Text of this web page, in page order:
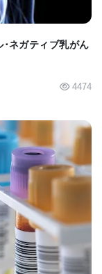
る｡また､血管
な全身性症状
らに､がん由
の細胞に移動
つが血管漏出
エキソソーム
胞に結合する
｡事実､β4イン
ソソームの結
ネガティブ乳がん
4474